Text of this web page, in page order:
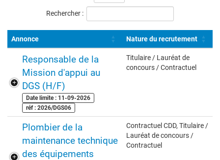
offres
Rechercher :
Annonce Nature du recrutement
Responsable de la
Mission d'appui au
DGS (H/F)
Date limite : 11-09-2026
réf : 2026/DGS06
Titulaire / Lauréat de
concours / Contractuel
Plombier de la
maintenance technique
des équipements
Contractuel CDD, Titulaire /
Lauréat de concours /
Contractuel